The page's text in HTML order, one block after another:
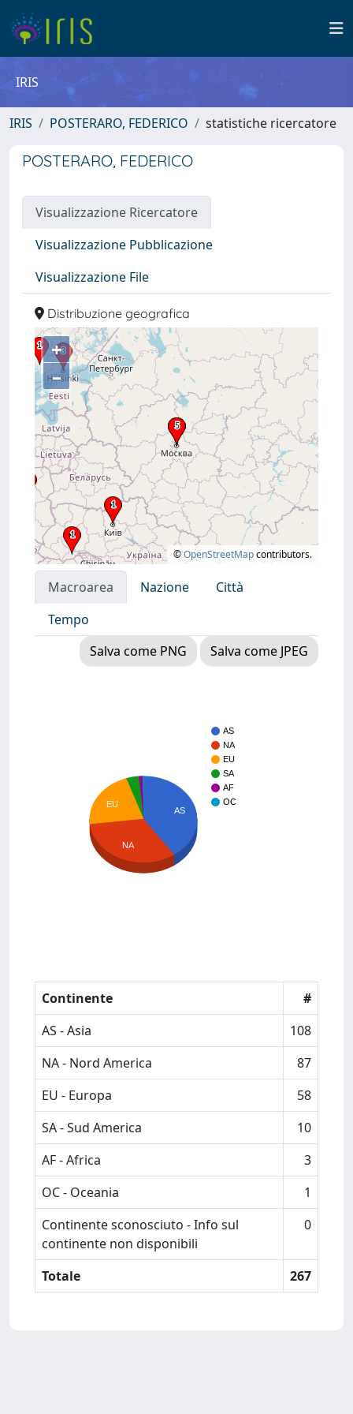
IRIS
IRIS POSTERARO, FEDERICO statistiche ricercatore
POSTERARO, FEDERICO
Visualizzazione Ricercatore
Visualizzazione Pubblicazione
Visualizzazione File
Distribuzione geografica
+
–
©OpenStreetMapcontributors.
Macroarea Nazione
Città
Tempo
Salva come PNG
Salva come JPEG
AS
NA
EU
SA
AF
OC
AS
EU
NA
Continente
#
AS - Asia
108
NA - Nord America
87
EU - Europa
58
SA - Sud America
10
AF - Africa
3
OC - Oceania
1
Continente sconosciuto - Info sul
continente non disponibili
0
Totale 267